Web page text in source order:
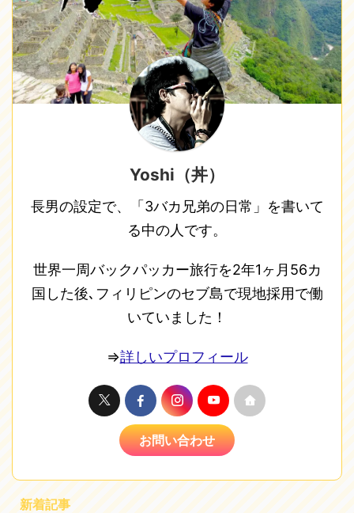
Yoshi（丼）
長男の設定で、「3バカ兄弟の日常」を書いて
る中の人です。
世界一周バックパッカー旅行を2年1ヶ月56カ
国した後､フィリピンのセブ島で現地採用で働
いていました！
⇒詳しいプロフィール
お問い合わせ
新着記事